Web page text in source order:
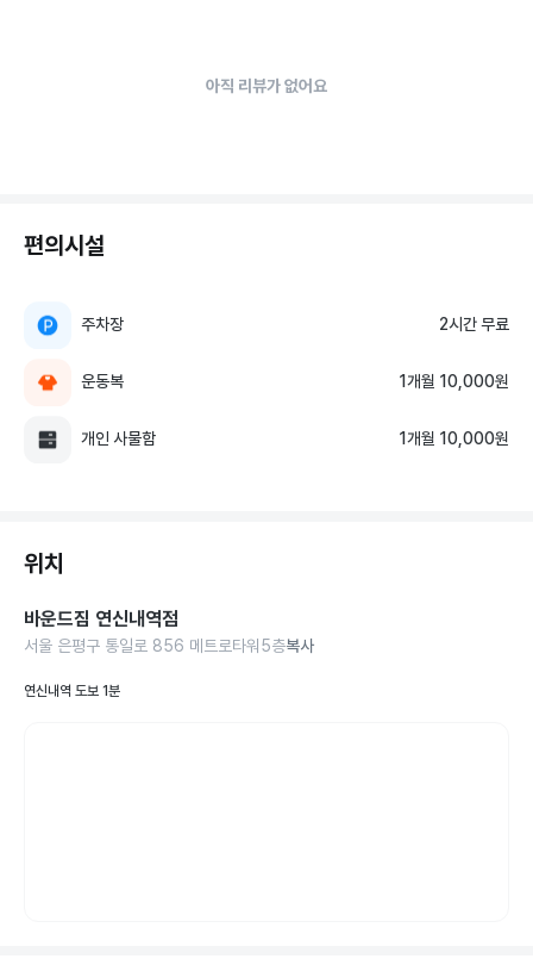
아직 리뷰가 없어요
편의시설
주차장 2시간 무료
운동복 1개월 10,000원
개인 사물함 1개월 10,000원
위치
바운드짐 연신내역점
서울 은평구 통일로 856 메트로타워5층복사
연신내역 도보 1분